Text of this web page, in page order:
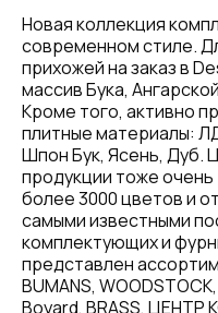
Новая коллекция
современном стиле.
прихожей на заказ в
массив Бука,
Кроме того, активно
плитные материалы:
Шпон Бук, Ясень, Дуб.
продукции тоже
более 3000 цветов и
самыми известными
комплектующих и
представлен
BUMANS,
Boyard, BRASS,